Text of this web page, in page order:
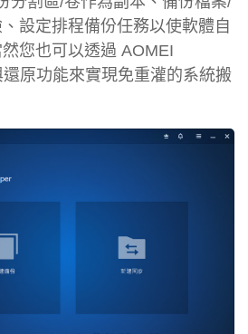
設定排程備份任務以使軟體自
您也可以透過 AOMEI
原功能來實現免重灌的系統搬